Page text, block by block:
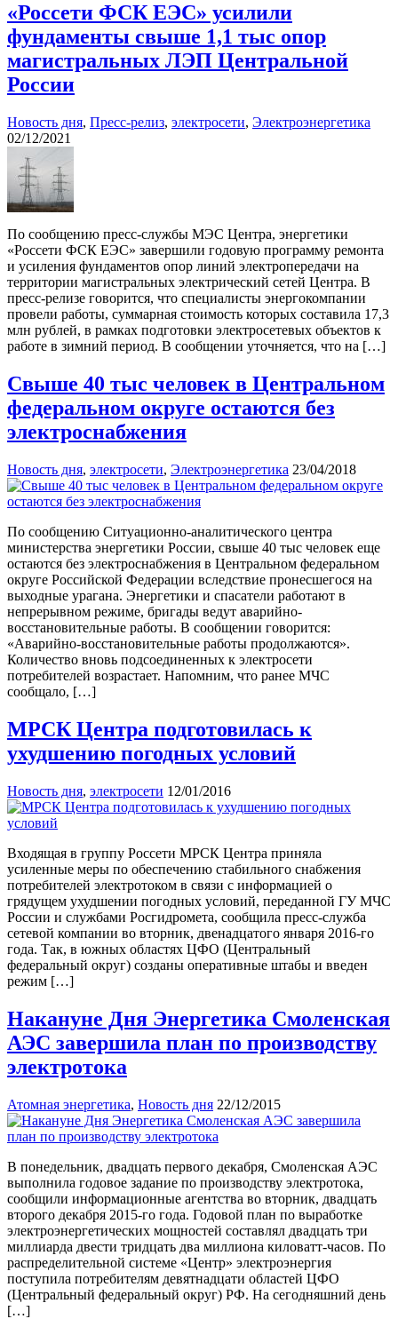
«Россети ФСК ЕЭС» усилили
фундаменты свыше 1,1 тыс опор
магистральных ЛЭП Центральной
России
Новость дня, Пресс-релиз, электросети, Электроэнергетика
02/12/2021
По сообщению пресс-службы МЭС Центра, энергетики
«Россети ФСК ЕЭС» завершили годовую программу ремонта
и усиления фундаментов опор линий электропередачи на
территории магистральных электрический сетей Центра. В
пресс-релизе говорится, что специалисты энергокомпании
провели работы, суммарная стоимость которых составила 17,3
млн рублей, в рамках подготовки электросетевых объектов к
работе в зимний период. В сообщении уточняется, что на […]
Свыше 40 тыс человек в Центральном
федеральном округе остаются без
электроснабжения
Новость дня, электросети, Электроэнергетика 23/04/2018
По сообщению Ситуационно-аналитического центра
министерства энергетики России, свыше 40 тыс человек еще
остаются без электроснабжения в Центральном федеральном
округе Российской Федерации вследствие пронесшегося на
выходные урагана. Энергетики и спасатели работают в
непрерывном режиме, бригады ведут аварийно-
восстановительные работы. В сообщении говорится:
«Аварийно-восстановительные работы продолжаются».
Количество вновь подсоединенных к электросети
потребителей возрастает. Напомним, что ранее МЧС
сообщало, […]
МРСК Центра подготовилась к
ухудшению погодных условий
Новость дня, электросети 12/01/2016
Входящая в группу Россети МРСК Центра приняла
усиленные меры по обеспечению стабильного снабжения
потребителей электротоком в связи с информацией о
грядущем ухудшении погодных условий, переданной ГУ МЧС
России и службами Росгидромета, сообщила пресс-служба
сетевой компании во вторник, двенадцатого января 2016-го
года. Так, в южных областях ЦФО (Центральный
федеральный округ) созданы оперативные штабы и введен
режим […]
Накануне Дня Энергетика Смоленская
АЭС завершила план по производству
электротока
Атомная энергетика, Новость дня 22/12/2015
В понедельник, двадцать первого декабря, Смоленская АЭС
выполнила годовое задание по производству электротока,
сообщили информационные агентства во вторник, двадцать
второго декабря 2015-го года. Годовой план по выработке
электроэнергетических мощностей составлял двадцать три
миллиарда двести тридцать два миллиона киловатт-часов. По
распределительной системе «Центр» электроэнергия
поступила потребителям девятнадцати областей ЦФО
(Центральный федеральный округ) РФ. На сегодняшний день
[…]